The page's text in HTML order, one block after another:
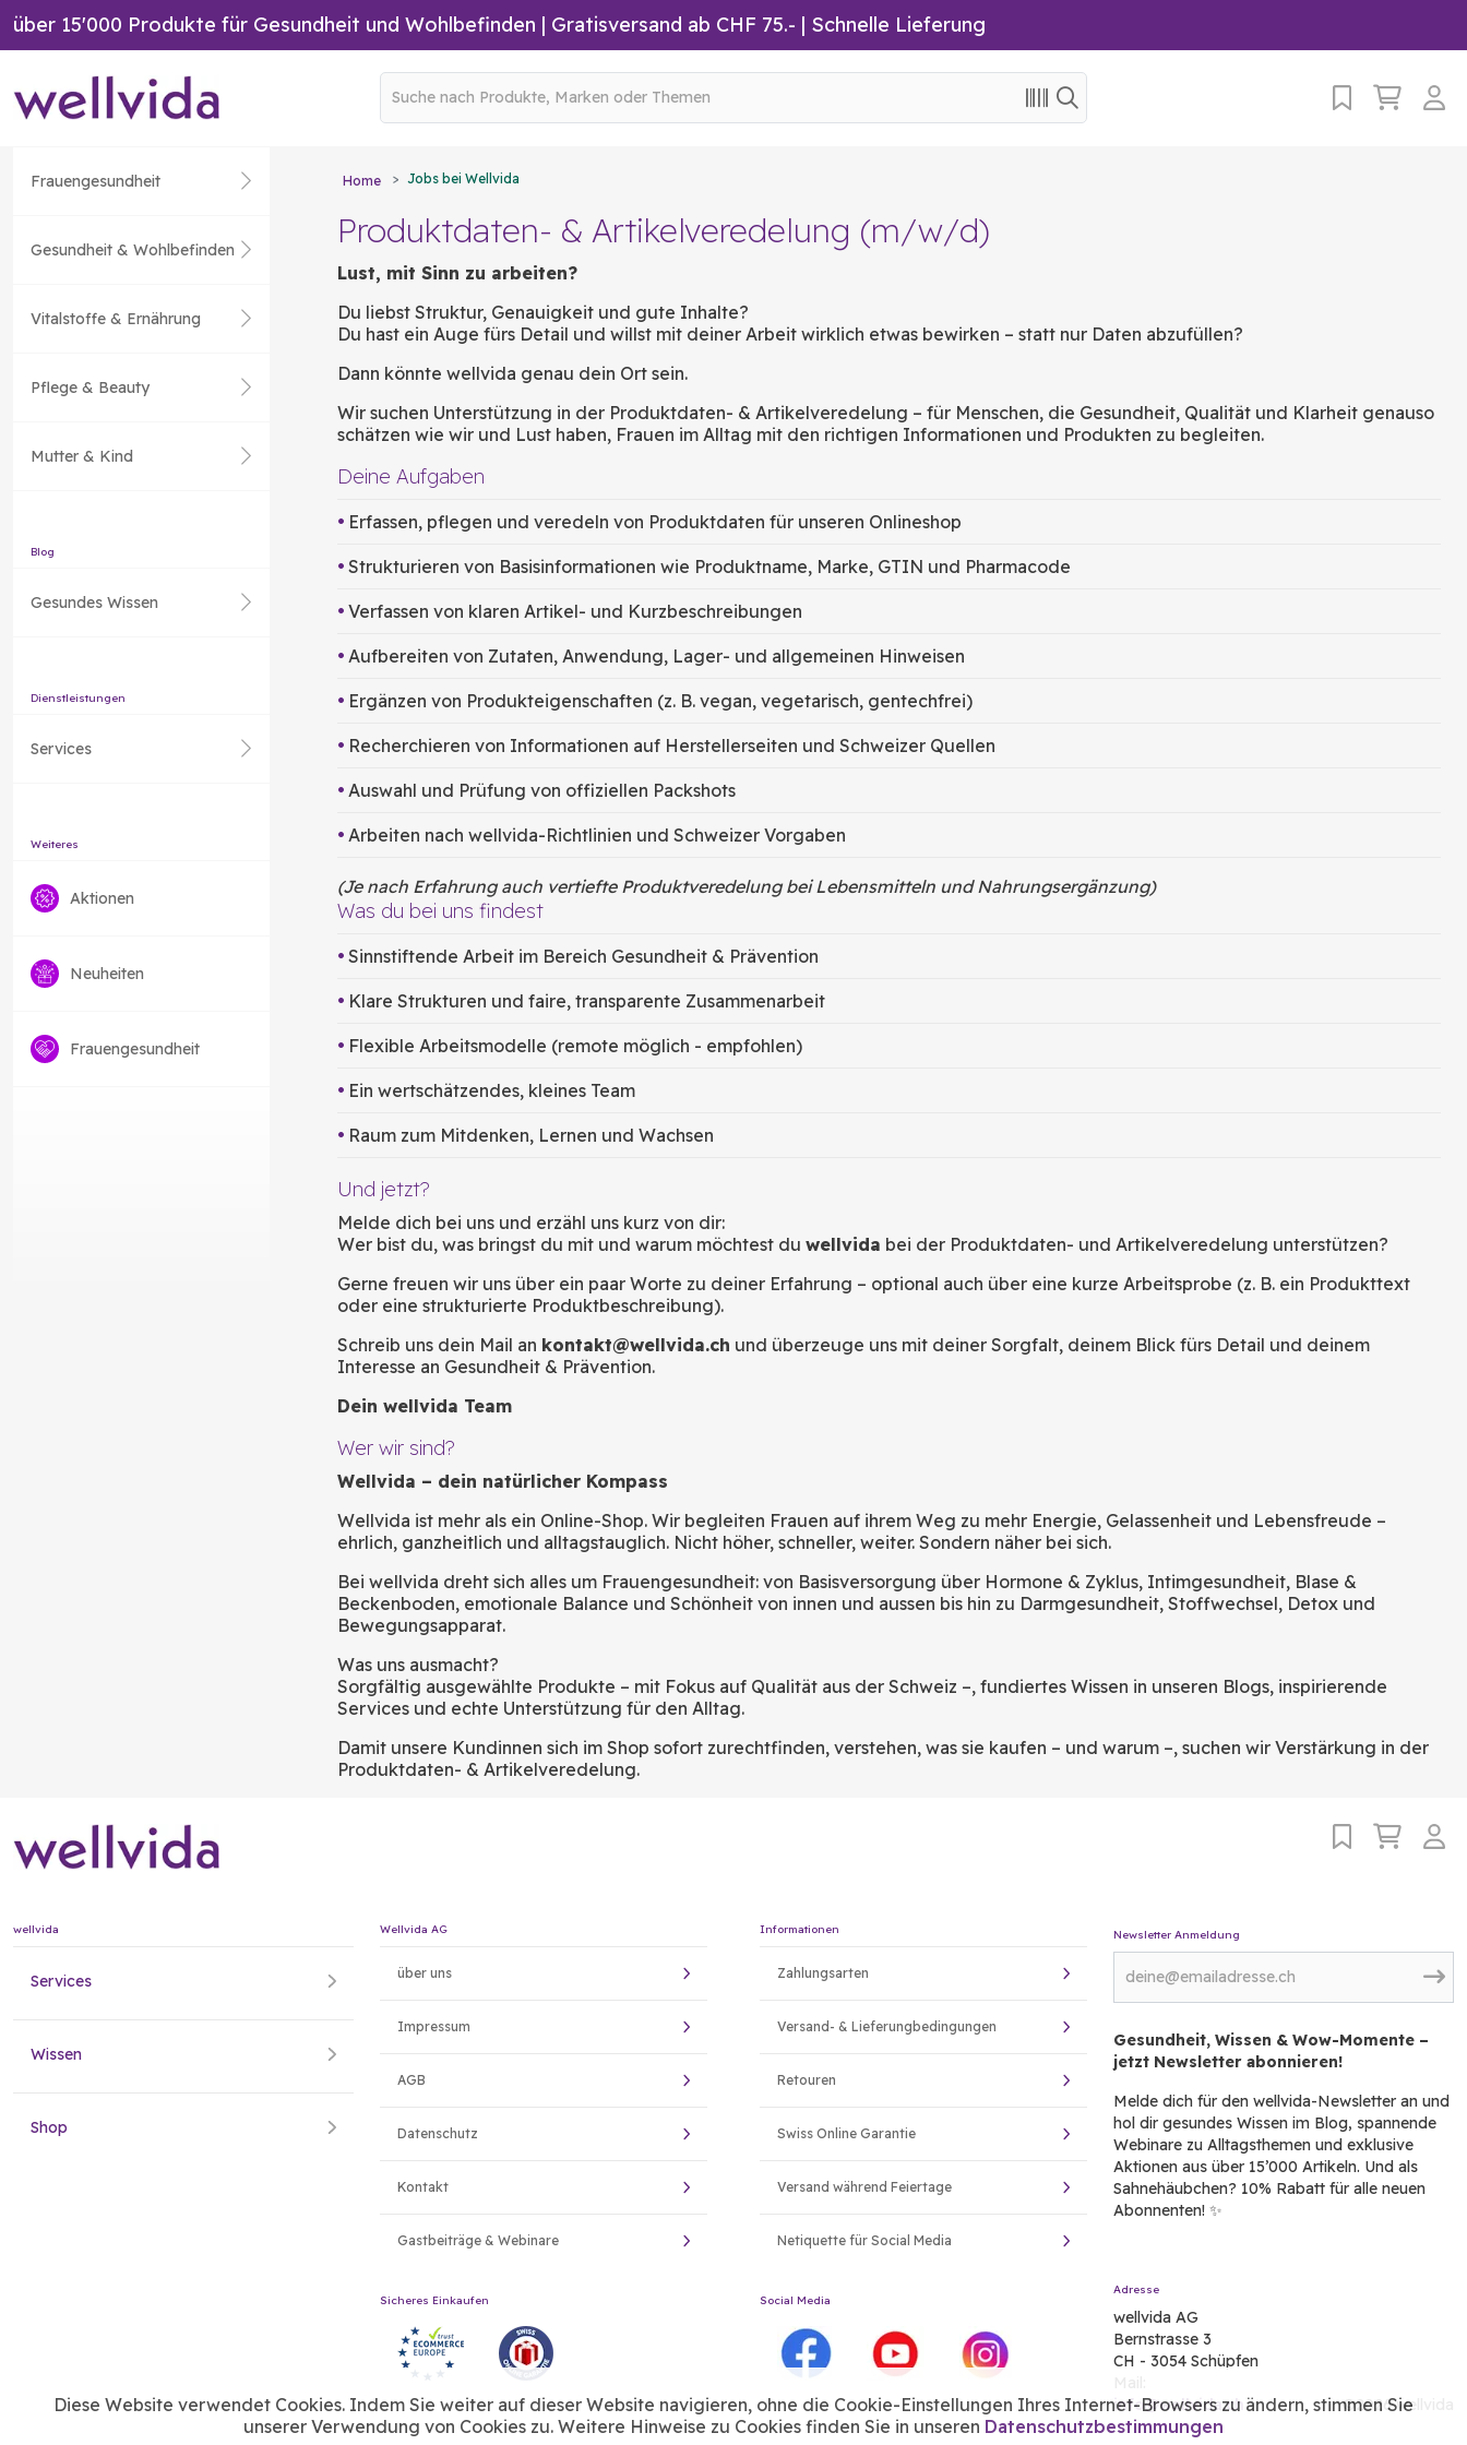
Diese Website verwendet Cookies. Indem Sie weiter auf dieser Website navigieren, ohne die Cookie-Einstellungen Ihres Internet-Browsers zu ändern, stimmen Sie
unserer Verwendung von Cookies zu. Weitere Hinweise zu Cookies finden Sie in unseren Datenschutzbestimmungen
über 15'000 Produkte für Gesundheit und Wohlbefinden | Gratisversand ab CHF 75.- | Schnelle Lieferung
Frauengesundheit
Gesundheit & Wohlbefinden
Vitalstoffe & Ernährung
Pflege & Beauty
Mutter & Kind
Blog
Gesundes Wissen
Dienstleistungen
Services
Weiteres
Aktionen
Neuheiten
Frauengesundheit
Home Jobs bei Wellvida
Produktdaten- & Artikelveredelung (m/w/d)
Lust, mit Sinn zu arbeiten?
Du liebst Struktur, Genauigkeit und gute Inhalte?
Du hast ein Auge fürs Detail und willst mit deiner Arbeit wirklich etwas bewirken – statt nur Daten abzufüllen?
Dann könnte wellvida genau dein Ort sein.
Wir suchen Unterstützung in der Produktdaten- & Artikelveredelung – für Menschen, die Gesundheit, Qualität und Klarheit genauso
schätzen wie wir und Lust haben, Frauen im Alltag mit den richtigen Informationen und Produkten zu begleiten.
Deine Aufgaben
Erfassen, pflegen und veredeln von Produktdaten für unseren Onlineshop
Strukturieren von Basisinformationen wie Produktname, Marke, GTIN und Pharmacode
Verfassen von klaren Artikel- und Kurzbeschreibungen
Aufbereiten von Zutaten, Anwendung, Lager- und allgemeinen Hinweisen
Ergänzen von Produkteigenschaften (z. B. vegan, vegetarisch, gentechfrei)
Recherchieren von Informationen auf Herstellerseiten und Schweizer Quellen
Auswahl und Prüfung von offiziellen Packshots
Arbeiten nach wellvida-Richtlinien und Schweizer Vorgaben
(Je nach Erfahrung auch vertiefte Produktveredelung bei Lebensmitteln und Nahrungsergänzung)
Was du bei uns findest
Sinnstiftende Arbeit im Bereich Gesundheit & Prävention
Klare Strukturen und faire, transparente Zusammenarbeit
Flexible Arbeitsmodelle (remote möglich - empfohlen)
Ein wertschätzendes, kleines Team
Raum zum Mitdenken, Lernen und Wachsen
Und jetzt?
Melde dich bei uns und erzähl uns kurz von dir:
Wer bist du, was bringst du mit und warum möchtest du wellvida bei der Produktdaten- und Artikelveredelung unterstützen?
Gerne freuen wir uns über ein paar Worte zu deiner Erfahrung – optional auch über eine kurze Arbeitsprobe (z. B. ein Produkttext
oder eine strukturierte Produktbeschreibung).
Schreib uns dein Mail an kontakt@wellvida.ch und überzeuge uns mit deiner Sorgfalt, deinem Blick fürs Detail und deinem
Interesse an Gesundheit & Prävention.
Dein wellvida Team
Wer wir sind?
Wellvida – dein natürlicher Kompass
Wellvida ist mehr als ein Online-Shop. Wir begleiten Frauen auf ihrem Weg zu mehr Energie, Gelassenheit und Lebensfreude –
ehrlich, ganzheitlich und alltagstauglich. Nicht höher, schneller, weiter. Sondern näher bei sich.
Bei wellvida dreht sich alles um Frauengesundheit: von Basisversorgung über Hormone & Zyklus, Intimgesundheit, Blase &
Beckenboden, emotionale Balance und Schönheit von innen und aussen bis hin zu Darmgesundheit, Stoffwechsel, Detox und
Bewegungsapparat.
Was uns ausmacht?
Sorgfältig ausgewählte Produkte – mit Fokus auf Qualität aus der Schweiz –, fundiertes Wissen in unseren Blogs, inspirierende
Services und echte Unterstützung für den Alltag.
Damit unsere Kundinnen sich im Shop sofort zurechtfinden, verstehen, was sie kaufen – und warum –, suchen wir Verstärkung in der
Produktdaten- & Artikelveredelung.
wellvida
Services
Wissen
Shop
Wellvida AG
über uns
Impressum
AGB
Datenschutz
Kontakt
Gastbeiträge & Webinare
Informationen
Zahlungsarten
Versand- & Lieferungbedingungen
Retouren
Swiss Online Garantie
Versand während Feiertage
Netiquette für Social Media
Sicheres Einkaufen Social Media
Newsletter Anmeldung
Gesundheit, Wissen & Wow-Momente –
jetzt Newsletter abonnieren!
Melde dich für den wellvida-Newsletter an und
hol dir gesundes Wissen im Blog, spannende
Webinare zu Alltagsthemen und exklusive
Aktionen aus über 15’000 Artikeln. Und als
Sahnehäubchen? 10% Rabatt für alle neuen
Abonnenten! ✨
Adresse
wellvida AG
Bernstrasse 3
CH - 3054 Schüpfen
info@wellvida.ch
©2026 wellvida